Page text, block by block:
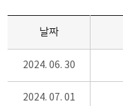
날짜
2024. 06. 30
2024. 07. 01